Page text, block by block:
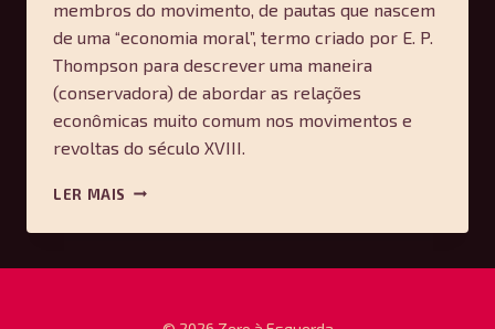
membros do movimento, de pautas que nascem
de uma “economia moral”, termo criado por E. P.
Thompson para descrever uma maneira
(conservadora) de abordar as relações
econômicas muito comum nos movimentos e
revoltas do século XVIII.
LER MAIS PRÓXIMA
DESTITUIÇÃO